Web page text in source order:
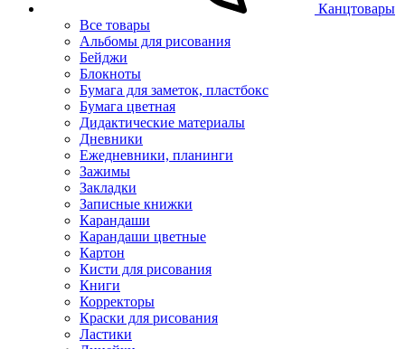
Канцтовары
Все товары
Альбомы для рисования
Бейджи
Блокноты
Бумага для заметок, пластбокс
Бумага цветная
Дидактические материалы
Дневники
Ежедневники, планинги
Зажимы
Закладки
Записные книжки
Карандаши
Карандаши цветные
Картон
Кисти для рисования
Книги
Корректоры
Краски для рисования
Ластики